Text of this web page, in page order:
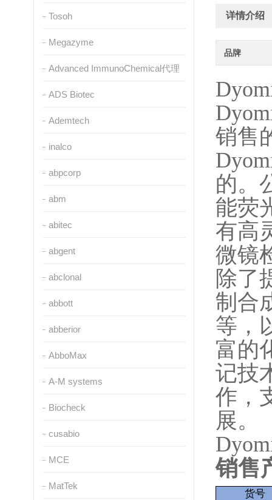
Tosoh
Megazyme
Advanced ImmunoChemical代理
ADS Biotec
Ademtech
inalco
abpcorp
abm
abitec
abgent
abclonal
abbott
abberior
AbboMax
A-M systems
Biocheck
cusabio
MCE
MatTek
详情介绍
品牌
销售
的。
能荧
有高
微镜
除了
制合
等，
富的
记技
作，
展。
销售
货号